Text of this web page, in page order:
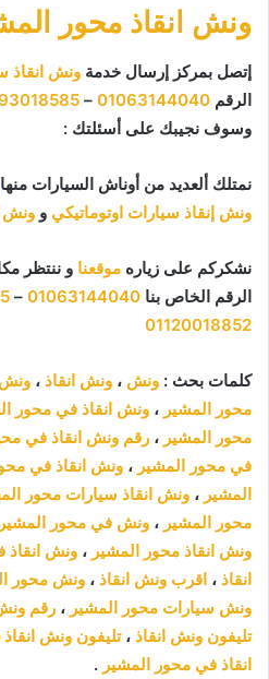
ونش انقاذ محور
إتصل بمركز إرسال خدمة ونش انقاذ
الرقم 01063144040
–
وسوف نجيبك على أسئلتك :
نمتلك ألعديد من أوناش السيارات منها
ونش إنقاذ سيارات اوتوماتيكي و ونش
نشكركم على زياره موقعنا و ننتظر
الرقم الخاص بنا 01063144040
–
01120018852
كلمات بحث : ونش ، ونش انقاذ ، ونش
محور المشير ، ونش انقاذ في محور
محور المشير ، رقم ونش انقاذ في
في محور المشير ، ونش انقاذ في
المشير ، ونش انقاذ سيارات محور
محور المشير ، ونش في محور المشير
ونش انقاذ محور المشير ، ونش انقاذ
انقاذ ، اقرب ونش انقاذ ، ونش محور
ونش سيارات محور المشير ، رقم
تليفون ونش انقاذ ،تليفون ونش
انقاذ في محور المشير .